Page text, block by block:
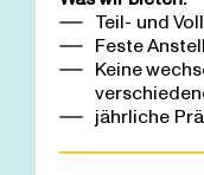
Teil- und
Feste
Keine
jährliche